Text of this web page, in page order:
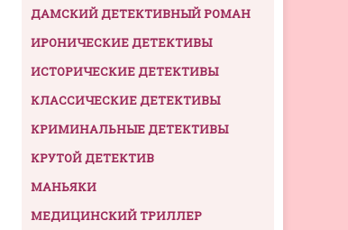
ДАМСКИЙ ДЕТЕКТИВНЫЙ РОМАН
ИРОНИЧЕСКИЕ ДЕТЕКТИВЫ
ИСТОРИЧЕСКИЕ ДЕТЕКТИВЫ
КЛАССИЧЕСКИЕ ДЕТЕКТИВЫ
КРИМИНАЛЬНЫЕ ДЕТЕКТИВЫ
КРУТОЙ ДЕТЕКТИВ
МАНЬЯКИ
МЕДИЦИНСКИЙ ТРИЛЛЕР